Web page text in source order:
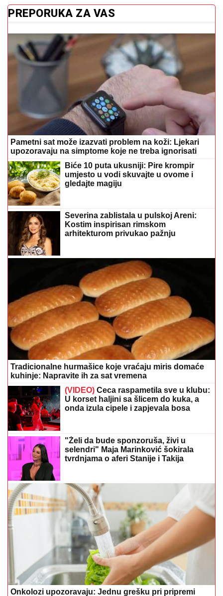
PREPORUKA ZA VAS
Pametni sat može izazvati problem na koži: Ljekari
upozoravaju na simptome koje ne treba ignorisati
Biće 10 puta ukusniji: Pire krompir
umjesto u vodi skuvajte u ovome i
gledajte magiju
Severina zablistala u pulskoj Areni:
Kostim inspirisan rimskom
arhitekturom privukao pažnju
Tradicionalne hurmašice koje vraćaju miris domaće
kuhinje: Napravite ih za sat vremena
(VIDEO) Ceca raspametila sve u klubu:
U korset haljini sa šlicem do kuka, a
onda izula cipele i zapjevala bosa
"Želi da bude sponzoruša, živi u
selendri" Maja Marinković šokirala
tvrdnjama o aferi Stanije i Takija
Onkolozi upozoravaju: Jednu grešku pri pripremi